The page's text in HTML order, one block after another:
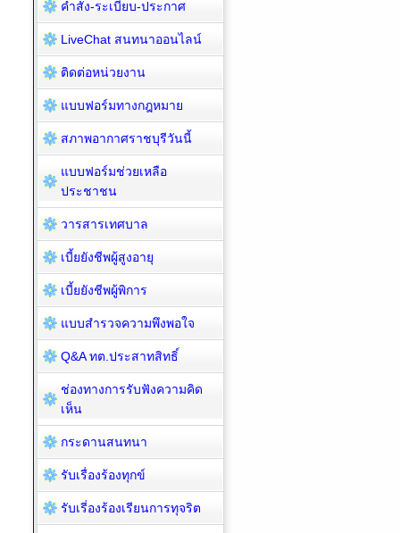
คำสั่ง-ระเบียบ-ประกาศ
LiveChat สนทนาออนไลน์
ติดต่อหน่วยงาน
แบบฟอร์มทางกฎหมาย
สภาพอากาศราชบุรีวันนี้
แบบฟอร์มช่วยเหลือ
ประชาชน
วารสารเทศบาล
เบี้ยยังชีพผู้สูงอายุ
เบี้ยยังชีพผู้พิการ
แบบสำรวจความพึงพอใจ
Q&A ทต.ประสาทสิทธิ์
ช่องทางการรับฟังความคิด
เห็น
กระดานสนทนา
รับเรื่องร้องทุกข์
รับเรี่องร้องเรียนการทุจริต